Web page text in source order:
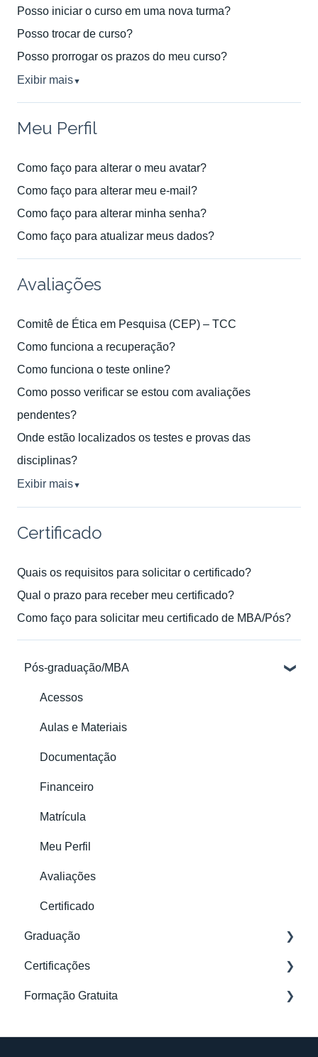
Posso iniciar o curso em uma nova turma?
Posso trocar de curso?
Posso prorrogar os prazos do meu curso?
Exibir mais▼
Meu Perfil
Como faço para alterar o meu avatar?
Como faço para alterar meu e-mail?
Como faço para alterar minha senha?
Como faço para atualizar meus dados?
Avaliações
Comitê de Ética em Pesquisa (CEP) – TCC
Como funciona a recuperação?
Como funciona o teste online?
Como posso verificar se estou com avaliações
pendentes?
Onde estão localizados os testes e provas das
disciplinas?
Exibir mais▼
Certificado
Quais os requisitos para solicitar o certificado?
Qual o prazo para receber meu certificado?
Como faço para solicitar meu certificado de MBA/Pós?
Pós-graduação/MBA
Acessos
Aulas e Materiais
Documentação
Financeiro
Matrícula
Meu Perfil
Avaliações
Certificado
Graduação
Cronograma trimestral
Documentação
Certificações
Acesso e Conteúdo
Formação Gratuita